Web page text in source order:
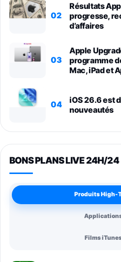
02
Résultats
progresse,
d’affaires
03
Apple
programme
Mac, iPad et
04
iOS 26.6 est
nouveautés
BONS PLANS LIVE 24H/24
Produits High-
Films